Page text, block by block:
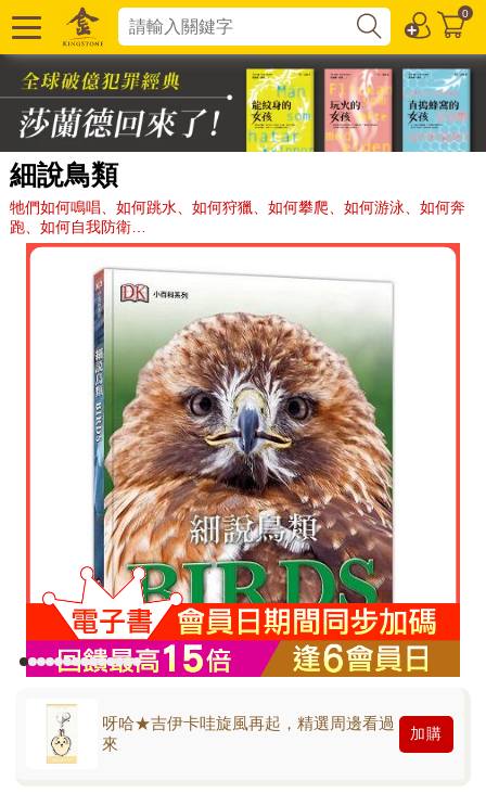
0
細說鳥類
牠們如何鳴唱、如何跳水、如何狩獵、如何攀爬、如何游泳、如何奔
跑、如何自我防衛…
呀哈★吉伊卡哇旋風再起，精選周邊看過
來
加購